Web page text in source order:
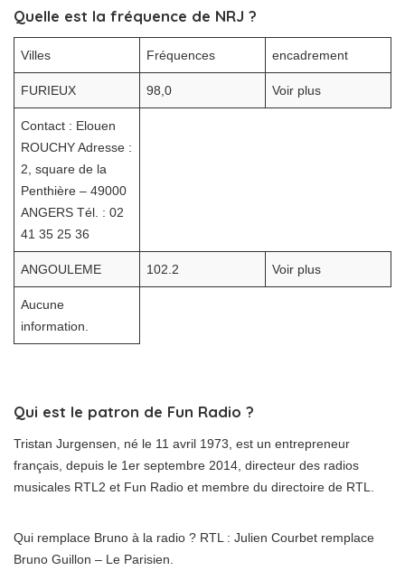
Quelle est la fréquence de NRJ ?
Villes Fréquences encadrement
FURIEUX 98,0 Voir plus
Contact : Elouen
ROUCHY Adresse :
2, square de la
Penthière – 49000
ANGERS Tél. : 02
41 35 25 36
ANGOULEME 102.2 Voir plus
Aucune
information.
Qui est le patron de Fun Radio ?
Tristan Jurgensen, né le 11 avril 1973, est un entrepreneur
français, depuis le 1er septembre 2014, directeur des radios
musicales RTL2 et Fun Radio et membre du directoire de RTL.
Qui remplace Bruno à la radio ? RTL : Julien Courbet remplace
Bruno Guillon – Le Parisien.